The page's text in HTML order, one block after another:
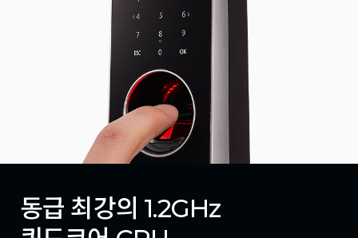
동급 최강의 1.2GHz